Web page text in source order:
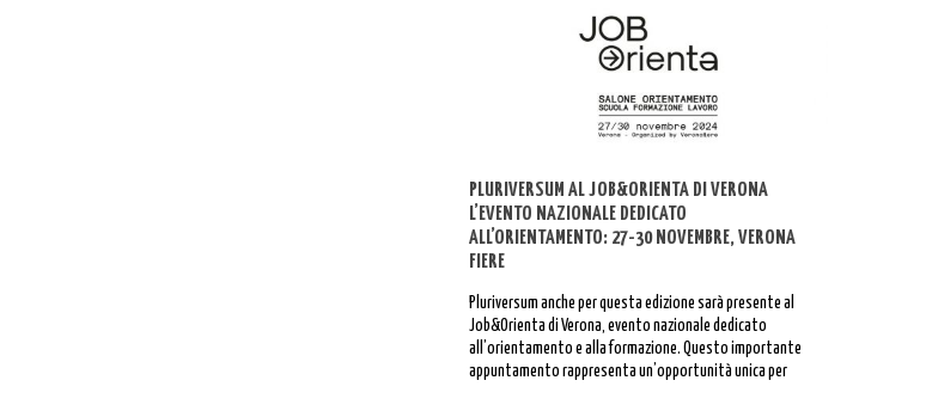
PLURIVERSUM AL JOB&ORIENTA DI VERONA
L’EVENTO NAZIONALE DEDICATO
ALL’ORIENTAMENTO: 27-30 NOVEMBRE, VERONA
FIERE
Pluriversum anche per questa edizione sarà presente al
Job&Orienta di Verona, evento nazionale dedicato
all’orientamento e alla formazione. Questo importante
appuntamento rappresenta un’opportunità unica per